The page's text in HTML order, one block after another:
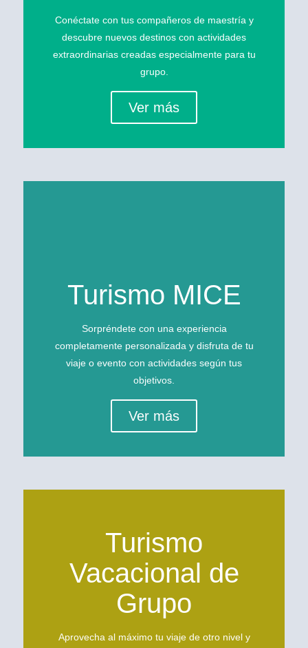
Conéctate con tus compañeros de maestría y
descubre nuevos destinos con actividades
extraordinarias creadas especialmente para tu
grupo.
Ver más
Turismo MICE
Sorpréndete con una experiencia
completamente personalizada y disfruta de tu
viaje o evento con actividades según tus
objetivos.
Ver más
Turismo
Vacacional de
Grupo
Aprovecha al máximo tu viaje de otro nivel y